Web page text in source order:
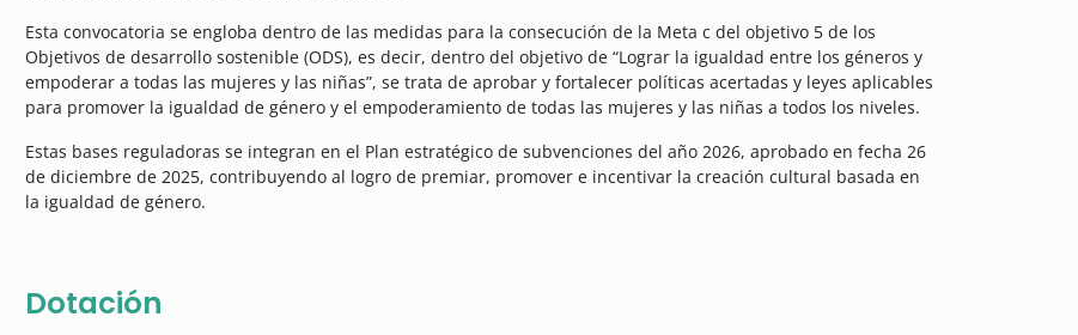
Esta convocatoria se engloba dentro de las medidas para la consecución de la Meta c del objetivo 5 de los
Objetivos de desarrollo sostenible (ODS), es decir, dentro del objetivo de “Lograr la igualdad entre los géneros y
empoderar a todas las mujeres y las niñas”, se trata de aprobar y fortalecer políticas acertadas y leyes aplicables
para promover la igualdad de género y el empoderamiento de todas las mujeres y las niñas a todos los niveles.
Estas bases reguladoras se integran en el Plan estratégico de subvenciones del año 2026, aprobado en fecha 26
de diciembre de 2025, contribuyendo al logro de premiar, promover e incentivar la creación cultural basada en
la igualdad de género.
Dotación